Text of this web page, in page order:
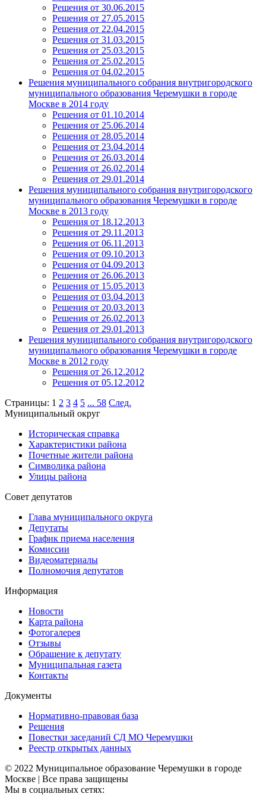
Решения от 30.06.2015
Решения от 27.05.2015
Решения от 22.04.2015
Решения от 31.03.2015
Решения от 25.03.2015
Решения от 25.02.2015
Решения от 04.02.2015
Решения муниципального собрания внутригородского
муниципального образования Черемушки в городе
Москве в 2014 году
Решения от 01.10.2014
Решения от 25.06.2014
Решения от 28.05.2014
Решения от 23.04.2014
Решения от 26.03.2014
Решения от 26.02.2014
Решения от 29.01.2014
Решения муниципального собрания внутригородского
муниципального образования Черемушки в городе
Москве в 2013 году
Решения от 18.12.2013
Решения от 29.11.2013
Решения от 06.11.2013
Решения от 09.10.2013
Решения от 04.09.2013
Решения от 26.06.2013
Решения от 15.05.2013
Решения от 03.04.2013
Решения от 20.03.2013
Решения от 26.02.2013
Решения от 29.01.2013
Решения муниципального собрания внутригородского
муниципального образования Черемушки в городе
Москве в 2012 году
Решения от 26.12.2012
Решения от 05.12.2012
Страницы: 1 2 3 4 5 ... 58 След.
Муниципальный округ
Историческая справка
Характеристики района
Почетные жители района
Символика района
Улицы района
Совет депутатов
Глава муниципального округа
Депутаты
График приема населения
Комиссии
Видеоматериалы
Полномочия депутатов
Информация
Новости
Карта района
Фотогалерея
Отзывы
Обращение к депутату
Муниципальная газета
Контакты
Документы
Нормативно-правовая база
Решения
Повестки заседаний СД МО Черемушки
Реестр открытых данных
© 2022 Муниципальное образование Черемушки в городе
Москве | Все права защищены
Мы в социальных сетях: